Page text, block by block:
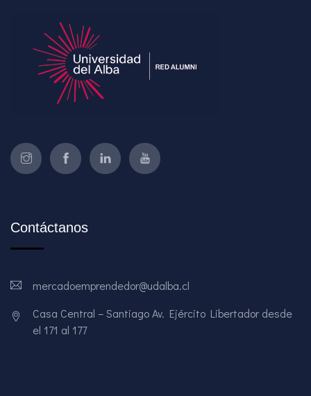
Contáctanos
mercadoemprendedor@udalba.cl
Casa Central – Santiago Av. Ejército Libertador desde
el 171 al 177